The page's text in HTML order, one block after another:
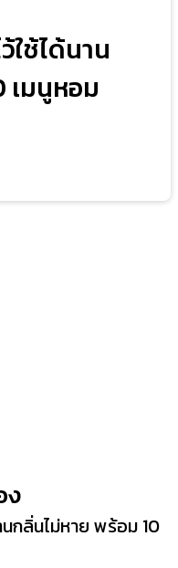
ใช้ได้นาน
เมนูหอม
ง
นกลิ่นไม่หาย พร้อม 10